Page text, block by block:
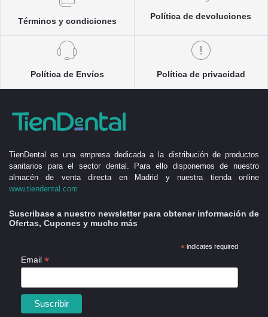
Términos y condiciones
Política de devoluciones
Política de Envíos Política de privacidad
TienDental es una empresa dedicada a la distribución de productos
sanitarios para el sector dental. Para ello disponemos de nuestro
almacén de venta directa en Madrid y nuestra tienda online
www.tiendental.com
Suscribase a nuestro newsletter para obtener información de
Ofertas, Cupones y mucho más
*indicates required
Email *